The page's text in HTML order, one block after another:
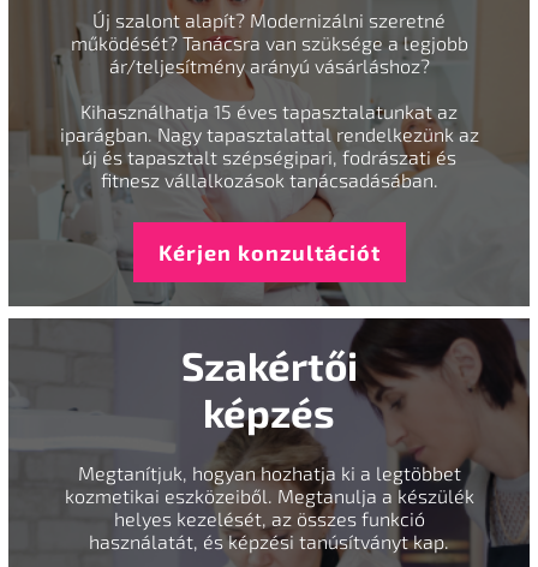
Új szalont alapít? Modernizálni szeretné
működését? Tanácsra van szüksége a legjobb
ár/teljesítmény arányú vásárláshoz?
Kihasználhatja 15 éves tapasztalatunkat az
iparágban. Nagy tapasztalattal rendelkezünk az
új és tapasztalt szépségipari, fodrászati és
fitnesz vállalkozások tanácsadásában.
Kérjen konzultációt
Szakértői
képzés
Megtanítjuk, hogyan hozhatja ki a legtöbbet
kozmetikai eszközeiből. Megtanulja a készülék
helyes kezelését, az összes funkció
használatát, és képzési tanúsítványt kap.